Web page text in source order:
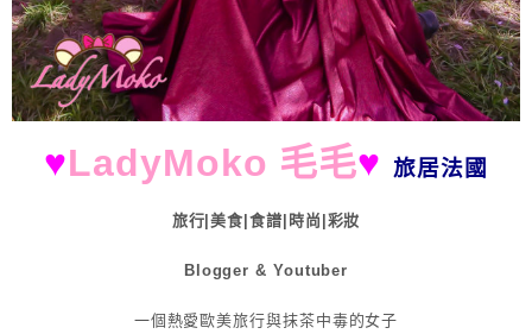
♥LadyMoko 毛毛♥ 旅居法國
旅行|美食|食譜|時尚|彩妝
Blogger & Youtuber
一個熱愛歐美旅行與抹茶中毒的女子